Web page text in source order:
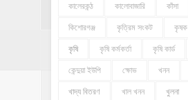
কালেরকন্ঠ কালোবাজারি কাঁসা
কিশোরগঞ্জ কৃত্রিম সংকট কৃষক
কৃষি কৃষি কর্মকর্তা কৃষি কার্ড
কেন্দুয়া ইউপি ক্ষোভ খনন
খাদ্য বিতরণ খাল খনন খুলনা